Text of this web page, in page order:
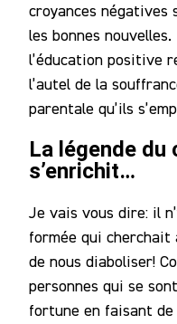
croyances négatives
les bonnes
l’éducation positive
l’autel de la
parentale qu’ils
La légende du
s’enrichit…
Je vais vous dire: il
formée qui cherchait
de nous diaboliser!
personnes qui se
fortune en faisant de